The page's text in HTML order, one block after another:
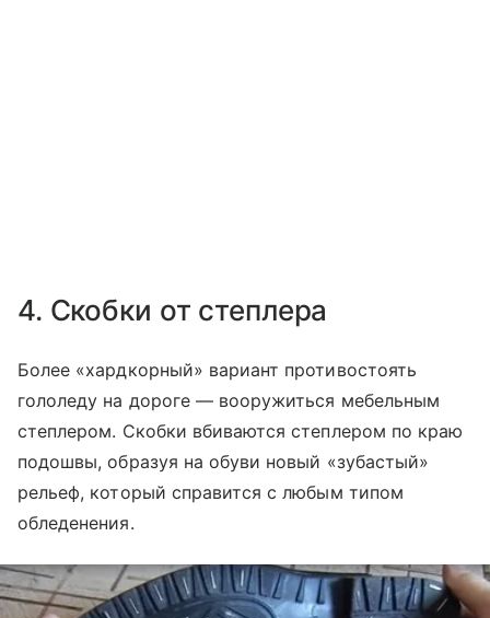
4. Скобки от степлера
Более «хардкорный» вариант противостоять
гололеду на дороге — вооружиться мебельным
степлером. Скобки вбиваются степлером по краю
подошвы, образуя на обуви новый «зубастый»
рельеф, который справится с любым типом
обледенения.